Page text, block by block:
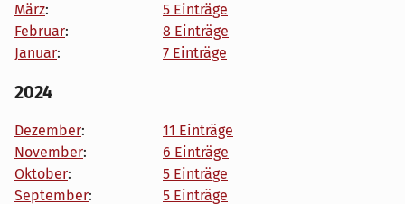
März:
5 Einträge
Februar:
8 Einträge
Januar: 7 Einträge
2024
Dezember:
11 Einträge
November:
6 Einträge
Oktober:
5 Einträge
September:
5 Einträge